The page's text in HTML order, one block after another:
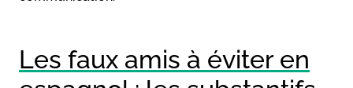
Les faux amis à éviter en